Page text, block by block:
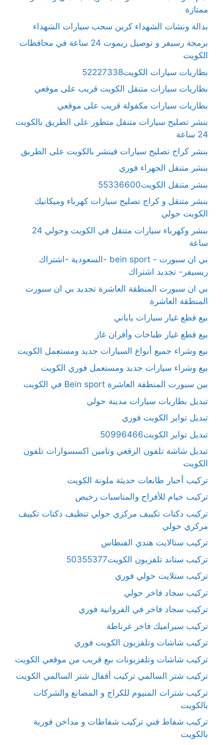
ممتازة
بدالة ونشات الشهداء كرين سحب سيارات الشهداء
برمجة رسيفر و توصيل ريموت 24 ساعة في محافظات
الكويت
بطاريات سيارات الكويت52227338
بطاريات سيارات متنقل الكويت قريب على موقعي
بطاريات سيارات مكفولة قريب على موقعي
بنشر تصليح سيارات متنقل متطور على الطريق بالكويت
24 ساعة
بنشر كراج تصليح سيارات فينشر بالكويت على الطريق
بنشر متنقل الجهراء فوري
بنشر متنقل الكويت55336600
بنشر متنقل و كراج تصليح سيارات كهرباء وميكانيك
الكويت حولي
بنشر وكهرباء سيارات متنقل في الكويت وحولي 24
ساعة
بي ان سبورت - bein sport -السعودية -اشتراك
ريسيفر- تجديد اشتراك
بي ان سبورت المنطقة العاشرة تجديد بي ان سبورت
المنطقة العاشرة
بيع قطع غيار سيارات ياباني
بيع قطع غيار طباخات وأفران غاز
بيع وشراء جميع أنواع السيارات جديد ومستعمل الكويت
بيع وشراء سيارات جديد ومستعمل فوري الكويت
بين سبورت المنطقة العاشرة Bein sport في الكويت
تبديل بطاريات سيارات مدينة حولي
تبديل تواير الكويت فوري
تبديل تواير الكويت50996466
تبديل شاشة تلفون الرقعي وتامين اكسسوارات تلفون
الكويت
تركيب أحبار طابعات حديثة ملونة الكويت
تركيب خيام للأفراح والمناسبات رخيص
تركيب دكتات تكييف مركزي حولي تنظيف دكتات تكييف
مركزي حولي
تركيب ستالايت هندي الفنطاس
تركيب ستاند تلفزيون الكويت50355377
تركيب ستلايت حولي فوري
تركيب سجاد فاخر حولي
تركيب سجاد فاخر في الفروانية فوري
تركيب سيراميك فاخر غرناطة
تركيب شاشات وتلفزيون الكويت فوري
تركيب شاشات وتلفزيونات بيع قريب من موقعي الكويت
تركيب شتر السالمي تركيب أقفال شتر السالمي الكويت
تركيب شترات المنيوم للكراج و المصانع والشركات
بالكويت
تركيب شفاط فني تركيب شفاطات و مداخن فورية
بالكويت